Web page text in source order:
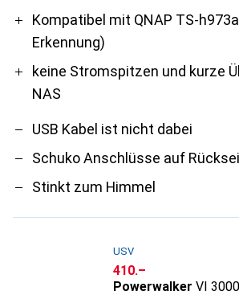
Kompatibel mit QNAP TS-
Erkennung)
keine Stromspitzen und kurze
NAS
USB Kabel ist nicht dabei
Schuko Anschlüsse auf
Stinkt zum Himmel
USV
CHF
410.–
Powerwalker VI